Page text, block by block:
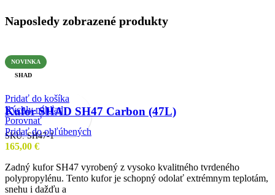
Naposledy zobrazené produkty
NOVINKA
SHAD
Pridať do košíka
Rýchly náhľad
Porovnať
Pridať do obľúbených
Kufor SHAD SH47 Carbon (47L)
SKU:SH47-1
165,00 €
Zadný kufor SH47 vyrobený z vysoko kvalitného tvrdeného
polypropylénu. Tento kufor je schopný odolať extrémnym teplotám,
snehu i dažďu a